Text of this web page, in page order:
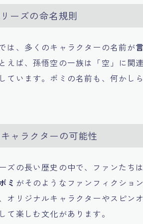
ーズの命名規則
は、多くのキャラクターの名前が
えば、孫悟空の一族は「空」に関
ています。ボミの名前も、何かし
ャラクターの可能性
ズの長い歴史の中で、ファンたち
ミ がそのようなファンフィクショ
オリジナルキャラクターやスピン
て楽しむ文化があります。